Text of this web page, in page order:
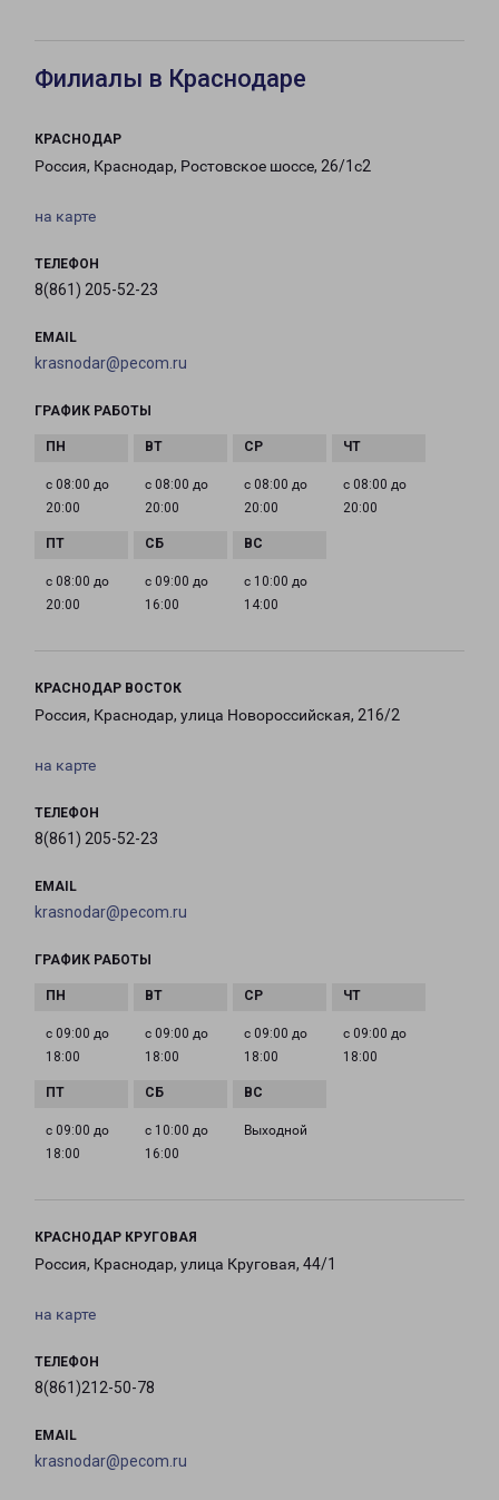
Филиалы в Краснодаре
КРАСНОДАР
Россия, Краснодар, Ростовское шоссе, 26/1с2
на карте
ТЕЛЕФОН
8(861) 205-52-23
EMAIL
krasnodar@pecom.ru
ГРАФИК РАБОТЫ
с 08:00 до
20:00
с 08:00 до
20:00
с 08:00 до
20:00
с 08:00 до
20:00
с 08:00 до
20:00
с 09:00 до
16:00
с 10:00 до
14:00
КРАСНОДАР ВОСТОК
Россия, Краснодар, улица Новороссийская, 216/2
на карте
ТЕЛЕФОН
8(861) 205-52-23
EMAIL
krasnodar@pecom.ru
ГРАФИК РАБОТЫ
с 09:00 до
18:00
с 09:00 до
18:00
с 09:00 до
18:00
с 09:00 до
18:00
с 09:00 до
18:00
с 10:00 до
16:00
Выходной
КРАСНОДАР КРУГОВАЯ
Россия, Краснодар, улица Круговая, 44/1
на карте
ТЕЛЕФОН
8(861)212-50-78
EMAIL
krasnodar@pecom.ru